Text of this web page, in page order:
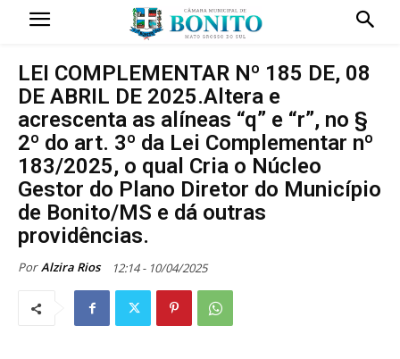
LEI COMPLEMENTAR Nº 185 DE, 08
DE ABRIL DE 2025.Altera e
acrescenta as alíneas “q” e “r”, no §
2º do art. 3º da Lei Complementar nº
183/2025, o qual Cria o Núcleo
Gestor do Plano Diretor do Município
de Bonito/MS e dá outras
providências.
Por Alzira Rios 12:14 - 10/04/2025